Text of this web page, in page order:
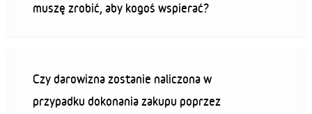
muszę zrobić, aby kogoś wspierać?
Czy darowizna zostanie naliczona w
przypadku dokonania zakupu poprzez